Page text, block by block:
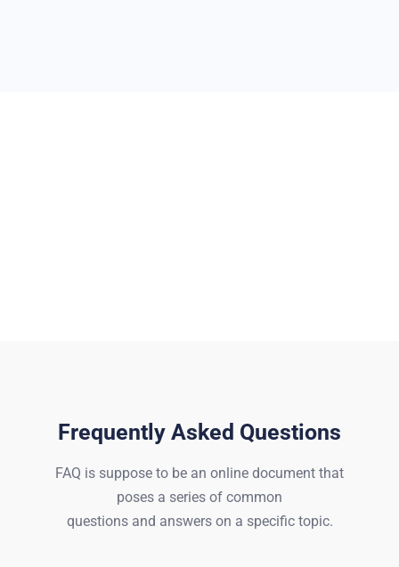
Frequently Asked Questions
FAQ is suppose to be an online document that
poses a series of common
questions and answers on a specific topic.